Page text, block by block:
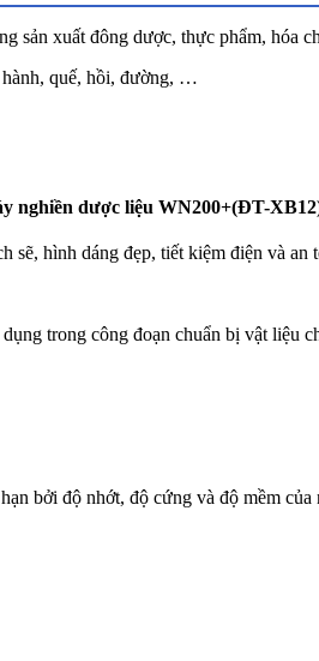
sản xuất đông dược, thực phẩm, hóa
hành, quế, hồi, đường, …
nghiền dược liệu WN200+(ĐT-
sẽ, hình dáng đẹp, tiết kiệm điện và an
trong công đoạn chuẩn bị vật liệu
bởi độ nhớt, độ cứng và độ mềm